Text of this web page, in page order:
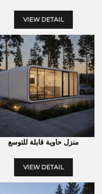
VIEW DETAIL
منزل حاوية قابلة للتوسع
VIEW DETAIL